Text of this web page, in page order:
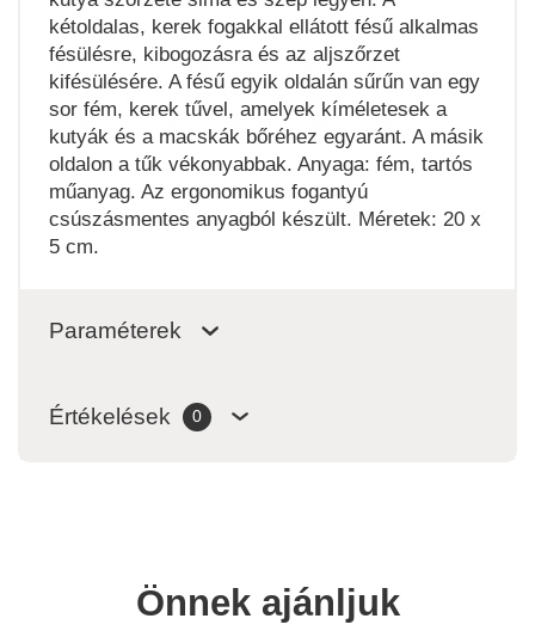
kétoldalas, kerek fogakkal ellátott fésű alkalmas
fésülésre, kibogozásra és az aljszőrzet
kifésülésére. A fésű egyik oldalán sűrűn van egy
sor fém, kerek tűvel, amelyek kíméletesek a
kutyák és a macskák bőréhez egyaránt. A másik
oldalon a tűk vékonyabbak. Anyaga: fém, tartós
műanyag. Az ergonomikus fogantyú
csúszásmentes anyagból készült. Méretek: 20 x
5 cm.
Paraméterek
Értékelések 0
Önnek ajánljuk